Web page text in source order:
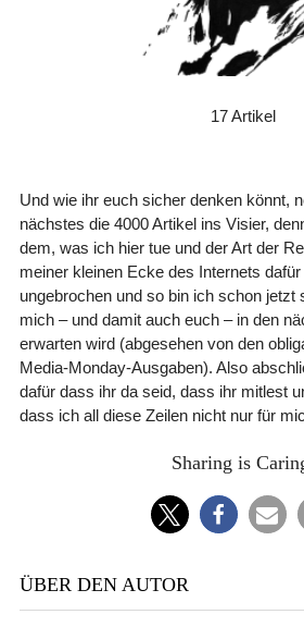
17 Artikel
Und wie ihr euch sicher denken könnt,
nächstes die 4000 Artikel ins Visier,
dem, was ich hier tue und der Art der
meiner kleinen Ecke des Internets
ungebrochen und so bin ich schon jetzt
mich – und damit auch euch – in den
erwarten wird (abgesehen von den
Media-Monday-Ausgaben). Also
dafür dass ihr da seid, dass ihr mitlest
dass ich all diese Zeilen nicht nur für
Sharing is
ÜBER DEN AUTOR